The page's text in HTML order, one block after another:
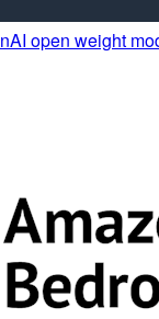
open weight